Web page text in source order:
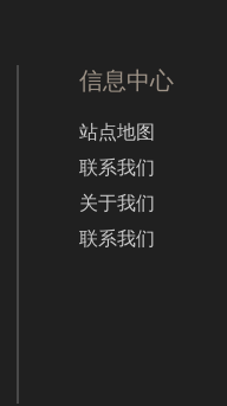
信息中心
站点地图
联系我们
关于我们
联系我们